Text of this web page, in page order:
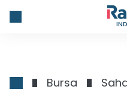
Bursa